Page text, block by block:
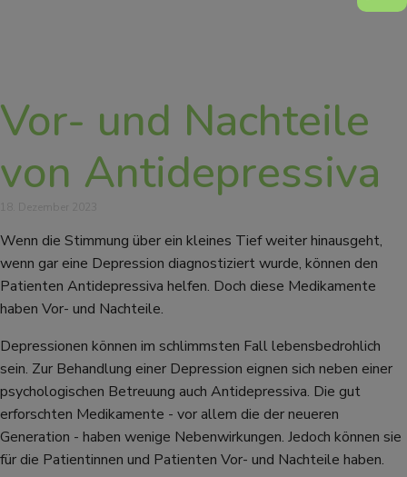
Vor- und Nachteile
von Antidepressiva
Wenn die Stimmung über ein kleines Tief weiter hinausgeht,
wenn gar eine Depression diagnostiziert wurde, können den
Patienten Antidepressiva helfen. Doch diese Medikamente
haben Vor- und Nachteile.
Depressionen können im schlimmsten Fall lebensbedrohlich
sein. Zur Behandlung einer Depression eignen sich neben einer
psychologischen Betreuung auch Antidepressiva. Die gut
erforschten Medikamente - vor allem die der neueren
Generation - haben wenige Nebenwirkungen. Jedoch können sie
für die Patientinnen und Patienten Vor- und Nachteile haben.